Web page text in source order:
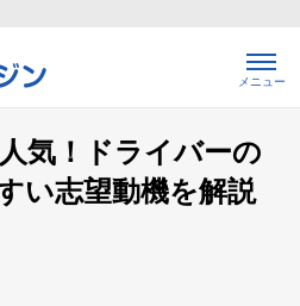
メニュー
気！ドライバーの
い志望動機を解説